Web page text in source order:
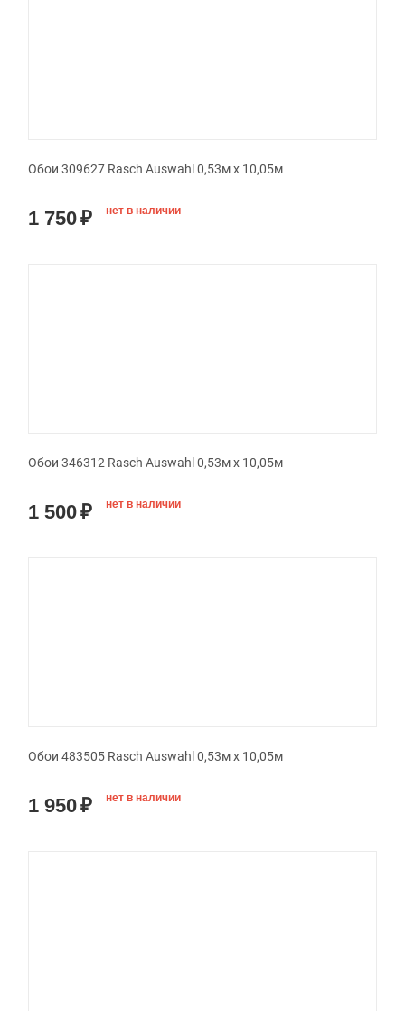
Обои 309627 Rasch Auswahl 0,53м x 10,05м
1 750₽ нет в наличии
Обои 346312 Rasch Auswahl 0,53м x 10,05м
1 500₽ нет в наличии
Обои 483505 Rasch Auswahl 0,53м x 10,05м
1 950₽ нет в наличии